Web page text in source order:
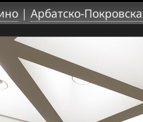
| Арбатско-